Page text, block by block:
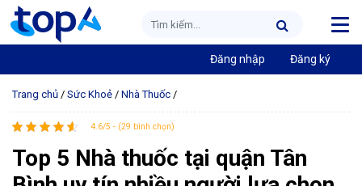
Đăng nhập Đăng ký
Trang chủ / Sức Khoẻ / Nhà Thuốc /
4.6/5 - (29 bình chọn)
Top 5 Nhà thuốc tại quận Tân